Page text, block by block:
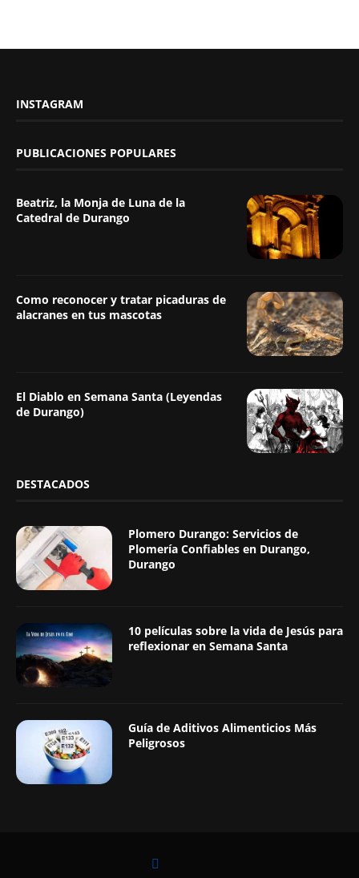
INSTAGRAM
PUBLICACIONES POPULARES
Beatriz, la Monja de Luna de la
Catedral de Durango
Como reconocer y tratar picaduras de
alacranes en tus mascotas
El Diablo en Semana Santa (Leyendas
de Durango)
DESTACADOS
Plomero Durango: Servicios de
Plomería Confiables en Durango,
Durango
10 películas sobre la vida de Jesús para
reflexionar en Semana Santa
Guía de Aditivos Alimenticios Más
Peligrosos